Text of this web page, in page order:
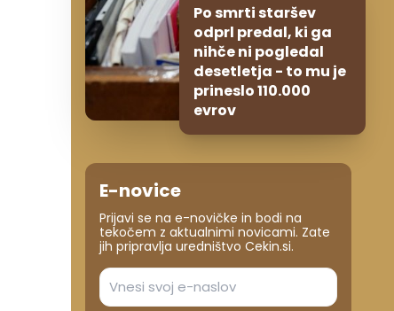
Po smrti staršev
odprl predal, ki ga
nihče ni pogledal
desetletja - to mu je
prineslo 110.000
evrov
E-novice
Prijavi se na e-novičke in bodi na
tekočem z aktualnimi novicami. Zate
jih pripravlja uredništvo Cekin.si.